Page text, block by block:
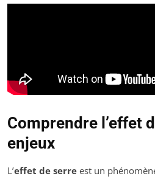
Comprendre l’effet
enjeux
L’effet de serre est un